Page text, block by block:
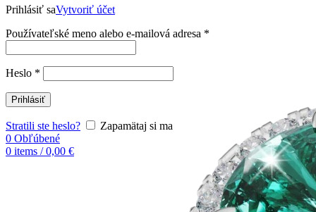
Prihlásiť saVytvoriť účet
Používateľské meno alebo e-mailová adresa *
Heslo *
Prihlásiť
Stratili ste heslo?
Zapamätaj si ma
0 Obľúbené
0 items / 0,00 €